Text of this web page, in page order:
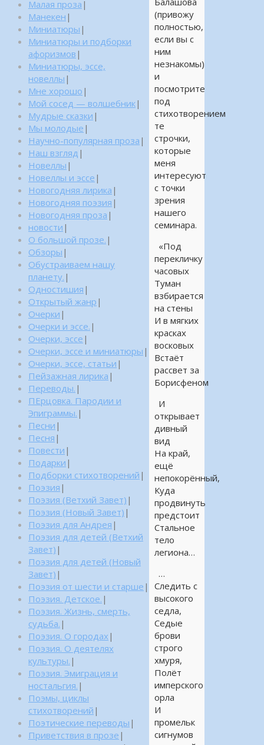
(привожу
полностью,
если вы с
ним
незнакомы)
и
посмотрите
под
стихотворением
те
строчки,
которые
меня
интересуют
с точки
зрения
нашего
семинара.
«Под
перекличку
часовых
Туман
взбирается
на стены
И в мягких
красках
восковых
Встаёт
рассвет за
Борисфеном
И
открывает
дивный
вид
На край,
ещё
непокорённый,
Куда
продвинуть
предстоит
Стальное
тело
легиона…
…
Следить с
высокого
седла,
Седые
брови
строго
хмуря,
Полёт
имперского
орла
И
промельк
сигнумов
Малая проза |
Манекен |
Миниатюры |
Миниатюры и подборки
афоризмов |
Миниатюры, эссе,
новеллы |
Мне хорошо |
Мой сосед — волшебник|
Мудрые сказки |
Мы молодые |
Научно-популярная проза |
Наш взгляд |
Новеллы |
Новеллы и эссе |
Новогодняя лирика |
Новогодняя поэзия |
Новогодняя проза |
новости |
О большой прозе. |
Обзоры |
Обустраиваем нашу
планету. |
Одностишия |
Открытый жанр |
Очерки |
Очерки и эссе. |
Очерки, эссе |
Очерки, эссе и миниатюры |
Очерки, эссе, статьи |
Пейзажная лирика |
Переводы. |
ПЕрцовка. Пародии и
Эпиграммы. |
Песни |
Песня |
Повести |
Подарки |
Подборки стихотворений |
Поэзия |
Поэзия (Ветхий Завет) |
Поэзия (Новый Завет) |
Поэзия для Андрея |
Поэзия для детей (Ветхий
Завет) |
Поэзия для детей (Новый
Завет) |
Поэзия от шести и старше |
Поэзия. Детское. |
Поэзия. Жизнь, смерть,
судьба. |
Поэзия. О городах |
Поэзия. О деятелях
культуры. |
Поэзия. Эмиграция и
ностальгия. |
Поэмы, циклы
стихотворений |
Поэтические переводы |
Приветствия в прозе |